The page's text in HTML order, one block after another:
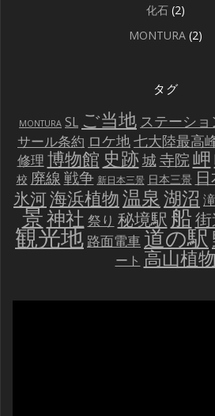
化石 (2)
MONTURA (2)
タグ
MONTURA SL ご当地 ステーショ
サール条約 ロケ地七大陸最高
修理 博物館 史跡城寺院岬
校 廃線戦争 新日本三景 日本三景
氷河海浜植物温泉湖沼
景神社 祭り 秘境駅船
観光地 路面電車道の駅
ート 高山植物